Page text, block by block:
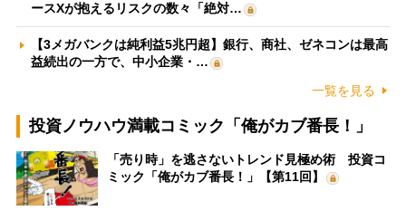
ースXが抱えるリスクの数々「絶対…
【3メガバンクは純利益5兆円超】銀行、商社、ゼネコンは最高
益続出の一方で、中小企業・…
一覧を見る
投資ノウハウ満載コミック「俺がカブ番長！」
「売り時」を逃さないトレンド見極め術 投資コ
ミック「俺がカブ番長！」【第11回】